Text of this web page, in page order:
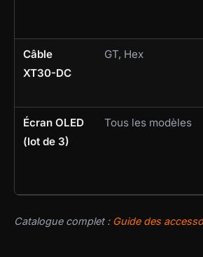
Câble
XT30-DC
GT, Hex
Écran OLED
(lot de 3)
Tous les modèles
Catalogue complet : Guide des